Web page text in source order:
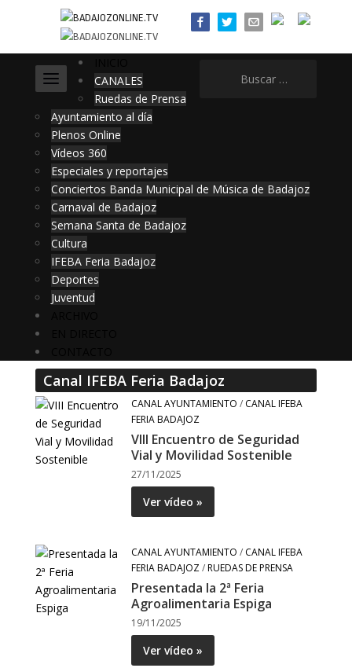
CANALES
Ruedas de Prensa
Ayuntamiento al día
Plenos Online
Vídeos 360
Especiales y reportajes
Conciertos Banda Municipal de Música de Badajoz
Carnaval de Badajoz
Semana Santa de Badajoz
Cultura
IFEBA Feria Badajoz
Deportes
Juventud
Canal IFEBA Feria Badajoz
CANAL AYUNTAMIENTO / CANAL IFEBA
FERIA BADAJOZ
VIII Encuentro de Seguridad
Vial y Movilidad Sostenible
27/11/2025
Ver vídeo »
CANAL AYUNTAMIENTO / CANAL IFEBA
FERIA BADAJOZ/RUEDAS DE PRENSA
Presentada la 2ª Feria
Agroalimentaria Espiga
19/11/2025
Ver vídeo »